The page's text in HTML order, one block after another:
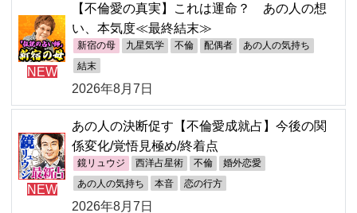
NEW
【不倫愛の真実】これは運命？ あの人の想
い、本気度≪最終結末≫
新宿の母 九星気学 不倫 配偶者 あの人の気持ち
結末
2026年8月7日
NEW
あの人の決断促す【不倫愛成就占】今後の関
係変化/覚悟見極め/終着点
鏡リュウジ 西洋占星術 不倫 婚外恋愛
あの人の気持ち 本音 恋の行方
2026年8月7日